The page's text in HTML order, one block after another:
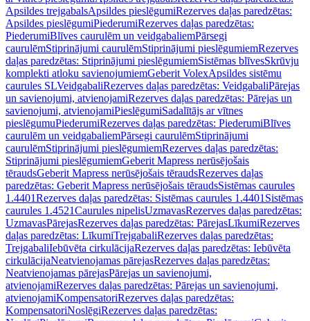
Apsildes trejgabalsApsildes pieslēgumiRezerves daļas paredzētas:
Apsildes pieslēgumiPiederumiRezerves daļas paredzētas:
PiederumiBlīves caurulēm un veidgabaliemPārsegi
caurulēmStiprinājumi caurulēmStiprinājumi pieslēgumiemRezerves
daļas paredzētas: Stiprinājumi pieslēgumiemSistēmas blīvesSkrūvju
komplekti atloku savienojumiemGeberit VolexApsildes sistēmu
caurules SLVeidgabaliRezerves daļas paredzētas: VeidgabaliPārejas
un savienojumi, atvienojamiRezerves daļas paredzētas: Pārejas un
savienojumi, atvienojamiPieslēgumiSadalītājs ar vītnes
pieslēgumuPiederumiRezerves daļas paredzētas: PiederumiBlīves
caurulēm un veidgabaliemPārsegi caurulēmStiprinājumi
caurulēmStiprinājumi pieslēgumiemRezerves daļas paredzētas:
Stiprinājumi pieslēgumiemGeberit Mapress nerūsējošais
tēraudsGeberit Mapress nerūsējošais tēraudsRezerves daļas
paredzētas: Geberit Mapress nerūsējošais tēraudsSistēmas caurules
1.4401Rezerves daļas paredzētas: Sistēmas caurules 1.4401 Sistēmas
caurules 1.4521Caurules nipelisUzmavasRezerves daļas paredzētas:
UzmavasPārejasRezerves daļas paredzētas: PārejasLīkumiRezerves
daļas paredzētas: LīkumiTrejgabaliRezerves daļas paredzētas:
TrejgabaliIebūvēta cirkulācijaRezerves daļas paredzētas: Iebūvēta
cirkulācijaNeatvienojamas pārejasRezerves daļas paredzētas:
Neatvienojamas pārejasPārejas un savienojumi,
atvienojamiRezerves daļas paredzētas: Pārejas un savienojumi,
atvienojamiKompensatoriRezerves daļas paredzētas:
KompensatoriNoslēgiRezerves daļas paredzētas: